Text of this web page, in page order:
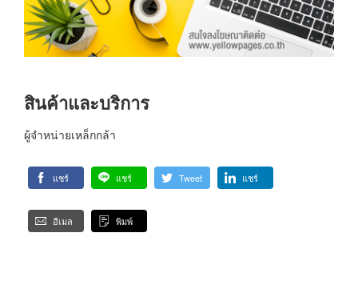
สินค้าและบริการ
ผู้จำหน่ายเหล็กกล้า
แชร์ แชร์ Tweet แชร์
อีเมล พิมพ์